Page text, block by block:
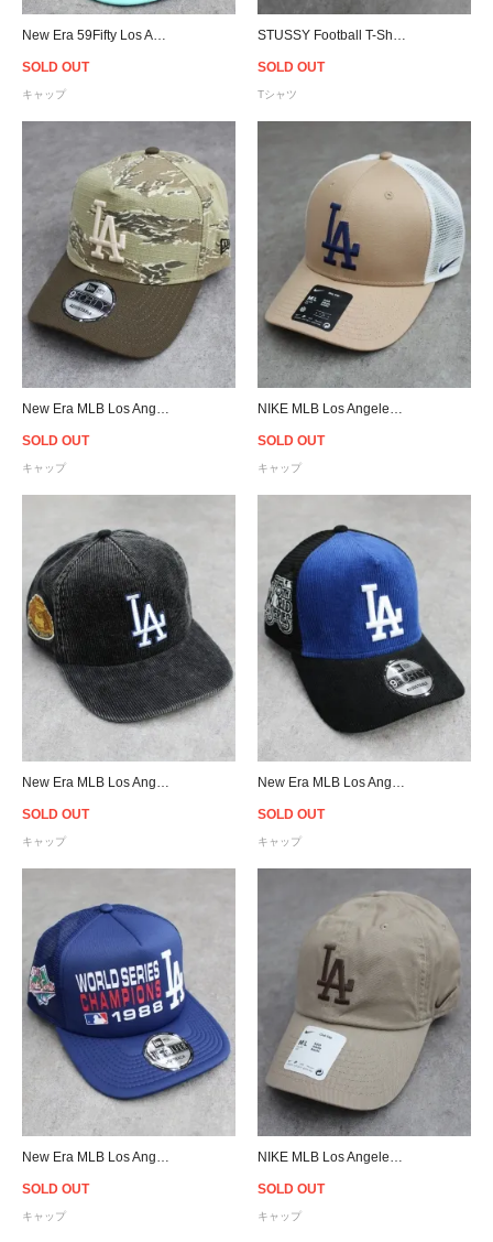
SOLD OUT
キャップ
SOLD OUT
Tシャツ
SOLD OUT
キャップ
SOLD OUT
キャップ
SOLD OUT
キャップ
SOLD OUT
キャップ
SOLD OUT
キャップ
SOLD OUT
キャップ